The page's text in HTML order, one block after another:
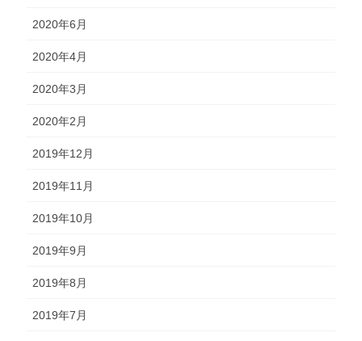
2020年6月
2020年4月
2020年3月
2020年2月
2019年12月
2019年11月
2019年10月
2019年9月
2019年8月
2019年7月